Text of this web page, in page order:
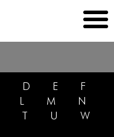
D E
F
L M
N
T U
W